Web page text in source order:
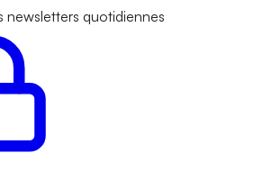
newsletters quotidiennes